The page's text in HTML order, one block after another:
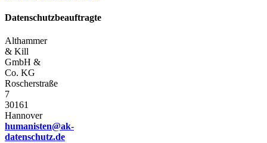
Datenschutzbeauftragte
Althammer
& Kill
GmbH &
Co. KG
Roscherstraße
7
30161
Hannover
humanisten@ak-
datenschutz.de